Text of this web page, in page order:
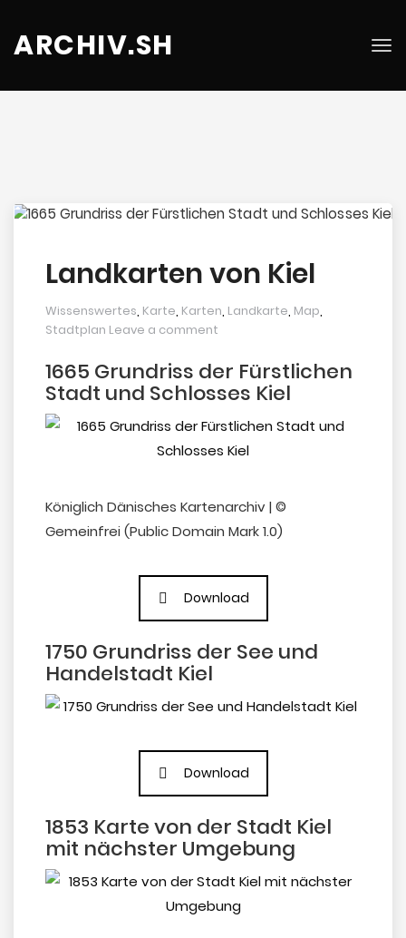
ARCHIV.SH
Landkarten von Kiel
Wissenswertes, Karte, Karten, Landkarte, Map,
Stadtplan Leave a comment
1665 Grundriss der Fürstlichen
Stadt und Schlosses Kiel
Königlich Dänisches Kartenarchiv | ©
Gemeinfrei (Public Domain Mark 1.0)
Download
1750 Grundriss der See und
Handelstadt Kiel
Download
1853 Karte von der Stadt Kiel
mit nächster Umgebung